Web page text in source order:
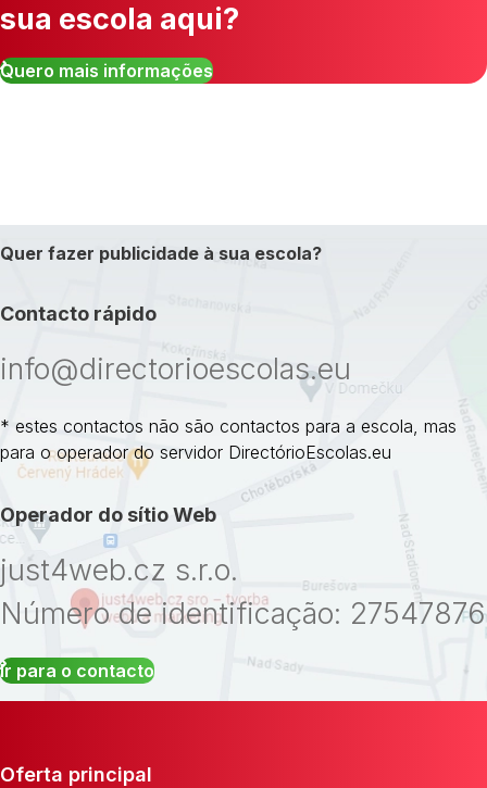
sua escola aqui?
Quero mais informações
Quer fazer publicidade à sua escola?
Contacto rápido
info@directorioescolas.eu
* estes contactos não são contactos para a escola, mas
para o operador do servidor DirectórioEscolas.eu
Operador do sítio Web
just4web.cz s.r.o.
Número de identificação: 27547876
Ir para o contacto
Oferta principal